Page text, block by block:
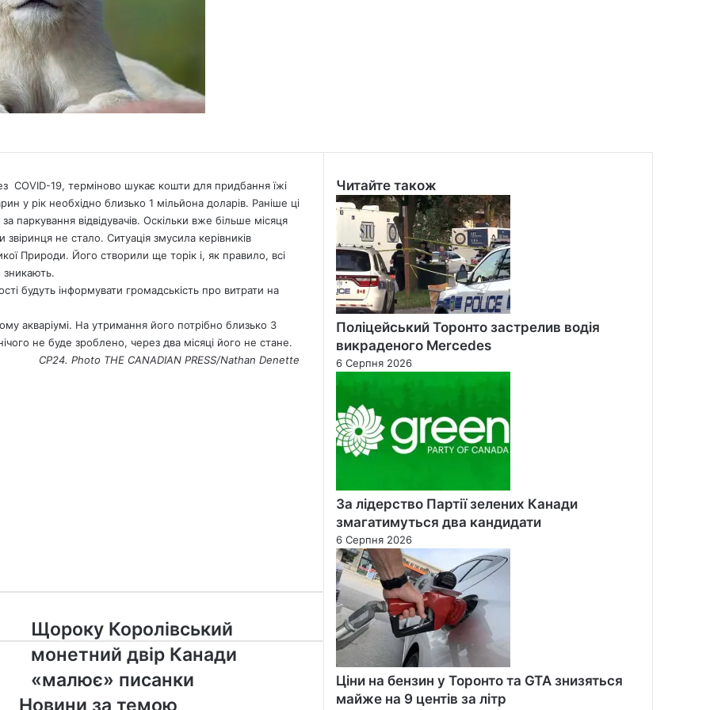
COVID-19, терміново шукає кошти для придбання їжі
у рік необхідно близько 1 мільйона доларів. Раніше ці
паркування відвідувачів. Оскільки вже більше місяця
не стало. Ситуація змусила керівників
Природи. Його створили ще торік і, як правило, всі
зникають.
будуть інформувати громадськість про витрати на
акваріумі. На утримання його потрібно близько 3
не буде зроблено, через два місяці його не стане.
СP24. Photo THE CANADIAN PRESS/Nathan Denette
Щороку
Королівський
монетний
двір
Канади
«малює»
Щороку Королівський
монетний двір Канади
«малює» писанки
Новини за темою
Читайте також
Close
Поліцейський Торонто застрелив водія
викраденого Mercedes
6 Серпня 2026
За лідерство Партії зелених Канади
змагатимуться два кандидати
6 Серпня 2026
Ціни на бензин у Торонто та GTA знизяться
майже на 9 центів за літр